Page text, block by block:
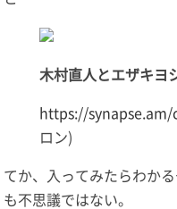
木村直人とエザキヨ
https://
ロン)
てか、入ってみたらわか
も不思議ではない。